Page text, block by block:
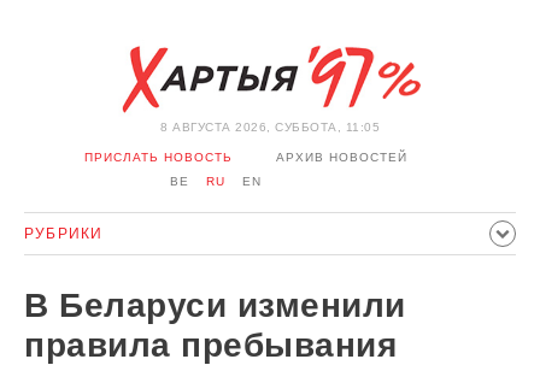
8 АВГУСТА 2026, СУББОТА, 11:05
ПРИСЛАТЬ НОВОСТЬ
АРХИВ НОВОСТЕЙ
BE
RU EN
РУБРИКИ
ПРОИСШЕСТВИЯ СПОРТ КУЛЬТУРА ИСТОРИЯ
МНЕНИЕ ИНТЕРВЬЮ ТЕХНОЛОГИИ ЗДОРОВЬЕ
В Беларуси изменили
правила пребывания